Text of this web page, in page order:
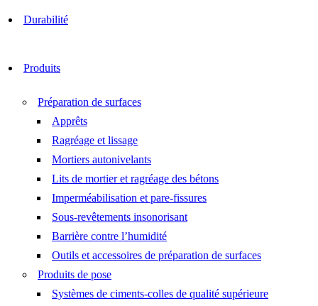
Durabilité
Produits
Préparation de surfaces
Apprêts
Ragréage et lissage
Mortiers autonivelants
Lits de mortier et ragréage des bétons
Imperméabilisation et pare-fissures
Sous-revêtements insonorisant
Barrière contre l’humidité
Outils et accessoires de préparation de surfaces
Produits de pose
Systèmes de ciments-colles de qualité supérieure